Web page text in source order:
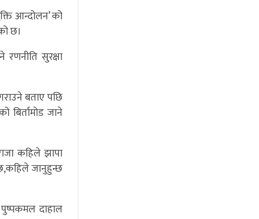
आन्दोलन’ को
छ।
सुरक्षा
बताए पछि
जाने
कहिले झापा
जानुहुन्छ
दाहाल